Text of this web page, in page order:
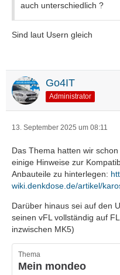
auch unterschiedlich ?
Sind laut Usern gleich
Go4IT
Administrator
13. September 2025 um 08:11
Das Thema hatten wir
einige Hinweise zur
Anbauteile zu hinterlegen:
wiki.denkdose.de/artikel/
Darüber hinaus sei auf den
seinen vFL vollständig auf
inzwischen MK5)
Thema
Mein mondeo